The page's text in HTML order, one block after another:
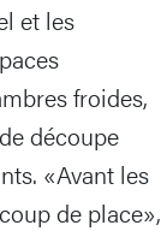
et les
froides,
découpe
«Avant les
de place»,